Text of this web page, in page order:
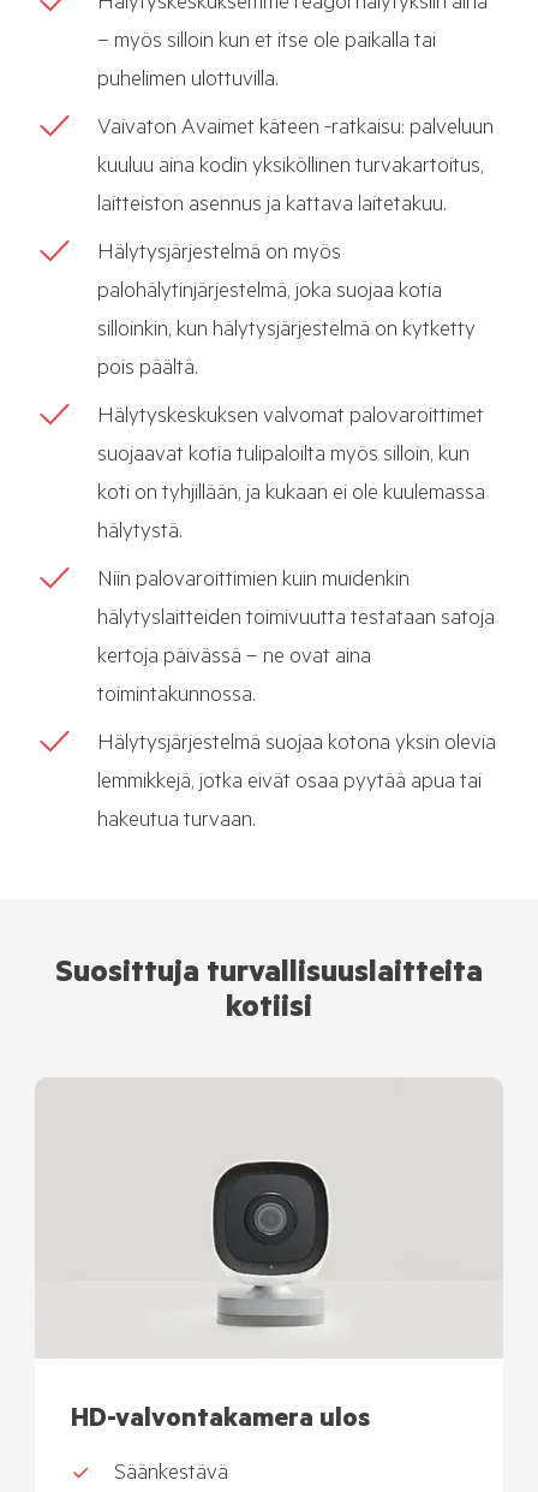
– myös silloin kun et itse ole paikalla tai
puhelimen ulottuvilla.
Vaivaton Avaimet käteen -ratkaisu: palveluun
kuuluu aina kodin yksiköllinen turvakartoitus,
laitteiston asennus ja kattava laitetakuu.
Hälytysjärjestelmä on myös
palohälytinjärjestelmä, joka suojaa kotia
silloinkin, kun hälytysjärjestelmä on kytketty
pois päältä.
Hälytyskeskuksen valvomat palovaroittimet
suojaavat kotia tulipaloilta myös silloin, kun
koti on tyhjillään, ja kukaan ei ole kuulemassa
hälytystä.
Niin palovaroittimien kuin muidenkin
hälytyslaitteiden toimivuutta testataan satoja
kertoja päivässä – ne ovat aina
toimintakunnossa.
Hälytysjärjestelmä suojaa kotona yksin olevia
lemmikkejä, jotka eivät osaa pyytää apua tai
hakeutua turvaan.
Suosittuja turvallisuuslaitteita
kotiisi
HD-valvontakamera ulos
Säänkestävä